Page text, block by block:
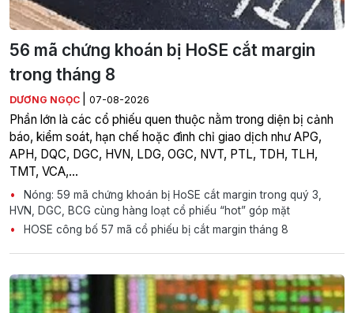
56 mã chứng khoán bị HoSE cắt margin
trong tháng 8
DƯƠNG NGỌC 07-08-2026
Phần lớn là các cổ phiếu quen thuộc nằm trong diện bị cảnh
báo, kiểm soát, hạn chế hoặc đình chỉ giao dịch như APG,
APH, DQC, DGC, HVN, LDG, OGC, NVT, PTL, TDH, TLH,
TMT, VCA,…
Nóng: 59 mã chứng khoán bị HoSE cắt margin trong quý 3,
HVN, DGC, BCG cùng hàng loạt cổ phiếu “hot” góp mặt
HOSE công bố 57 mã cổ phiếu bị cắt margin tháng 8